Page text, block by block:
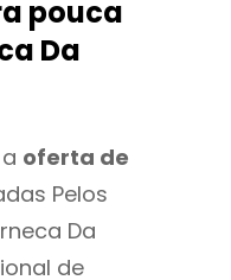
pouca
Da
oferta de
Pelos
Da
de